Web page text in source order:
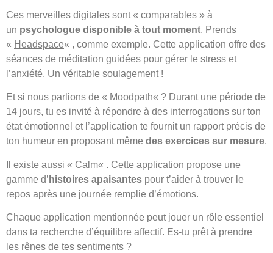
Ces merveilles digitales sont « comparables » à
un psychologue disponible à tout moment. Prends
« Headspace« , comme exemple. Cette application offre des
séances de méditation guidées pour gérer le stress et
l’anxiété. Un véritable soulagement !
Et si nous parlions de « Moodpath« ? Durant une période de
14 jours, tu es invité à répondre à des interrogations sur ton
état émotionnel et l’application te fournit un rapport précis de
ton humeur en proposant même des exercices sur mesure.
Il existe aussi « Calm« . Cette application propose une
gamme d’ histoires apaisantes pour t’aider à trouver le
repos après une journée remplie d’émotions.
Chaque application mentionnée peut jouer un rôle essentiel
dans ta recherche d’équilibre affectif. Es-tu prêt à prendre
les rênes de tes sentiments ?